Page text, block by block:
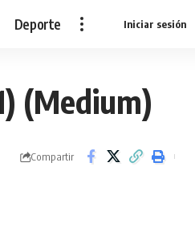
Deporte Iniciar sesión
(Medium)
Compartir